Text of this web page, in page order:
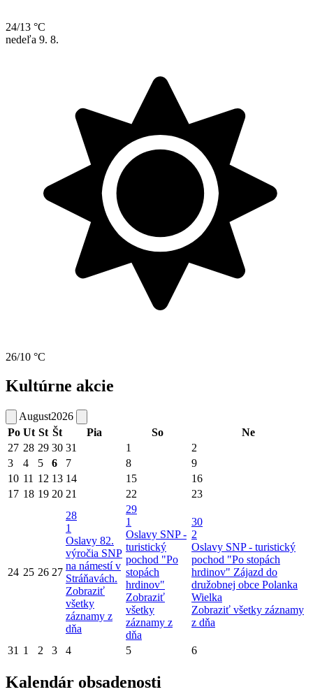
24/13 °C
nedeľa 9. 8.
26/10 °C
Kultúrne akcie
August2026
Po Ut St Št Pia So
Ne
27 28 29 30 31 1
2
3
4 5 6 7 8
9
10 11 12 13 14 15
16
17 18 19 20 21 22 23
24 25 26 27
28
1
Oslavy 82.
výročia SNP
na námestí v
Stráňavách.
Zobraziť
všetky
záznamy z
dňa
29
1
Oslavy SNP -
turistický
pochod "Po
stopách
hrdinov"
Zobraziť
všetky
záznamy z
dňa
30
2
Oslavy SNP - turistický
pochod "Po stopách
hrdinov" Zájazd do
družobnej obce Polanka
Wielka
Zobraziť všetky záznamy
z dňa
31 1 2 3 4 5 6
Kalendár obsadenosti